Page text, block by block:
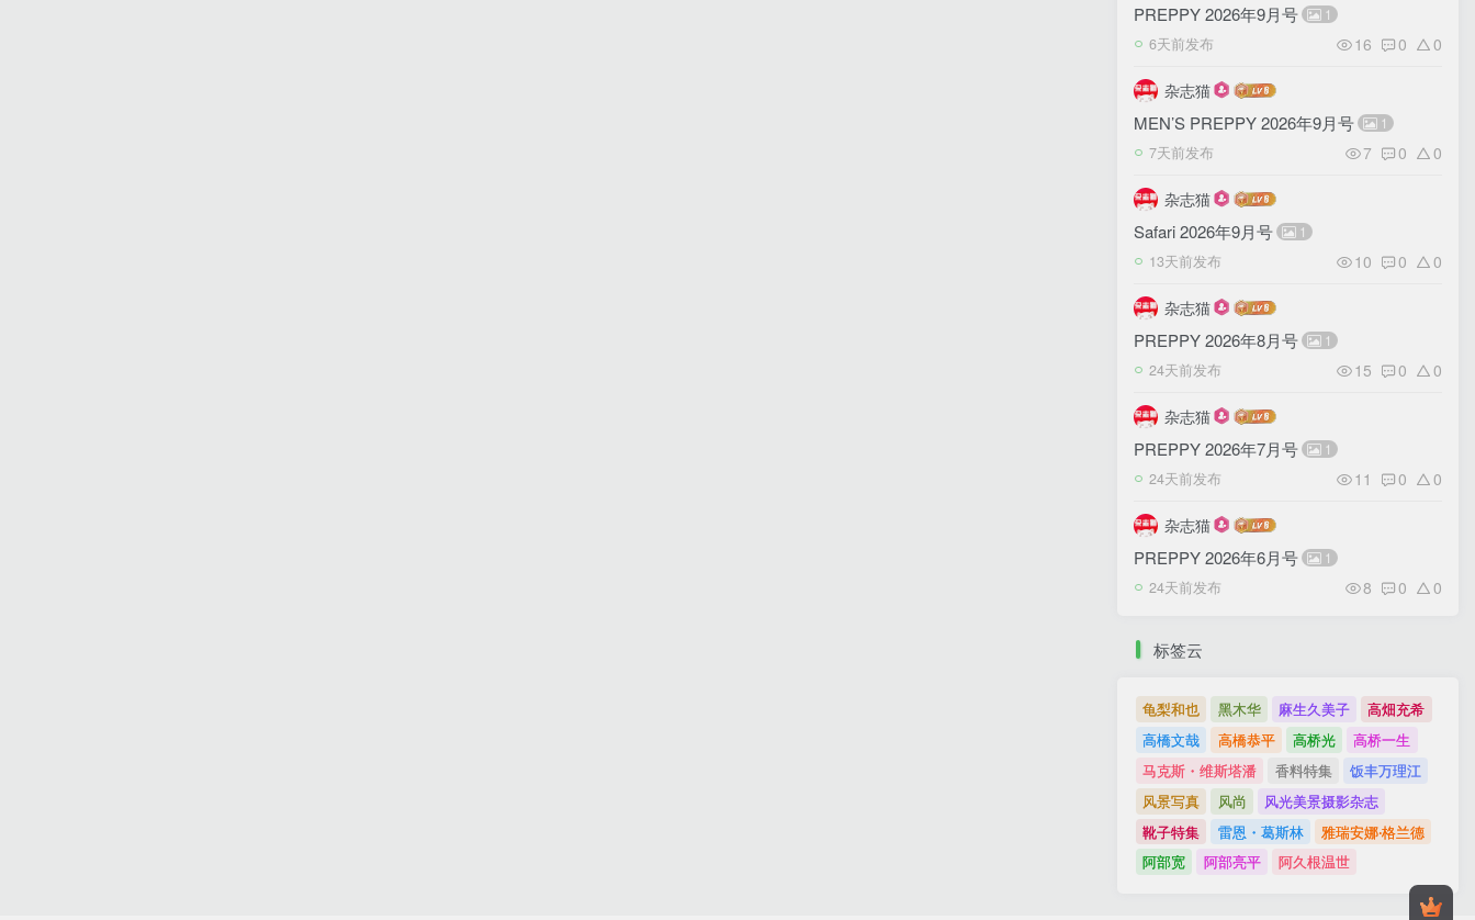
PREPPY 2026年9月号 1
6天前发布 16 0 0
杂志猫
MEN’S PREPPY 2026年9月号 1
7天前发布 7 0 0
杂志猫
Safari 2026年9月号 1
13天前发布 10 0 0
杂志猫
PREPPY 2026年8月号 1
24天前发布 15 0 0
杂志猫
PREPPY 2026年7月号 1
24天前发布 11 0 0
杂志猫
PREPPY 2026年6月号 1
24天前发布 8 0 0
标签云
龟梨和也 黑木华 麻生久美子
高畑充希
高橋文哉
高橋恭平 高桥光
高桥一生
马克斯・维斯塔潘
香料特集
饭丰万理江
风景写真
风尚
风光美景摄影杂志
靴子特集
雷恩・葛斯林
雅瑞安娜‧格兰德
阿部宽
阿部亮平 阿久根温世